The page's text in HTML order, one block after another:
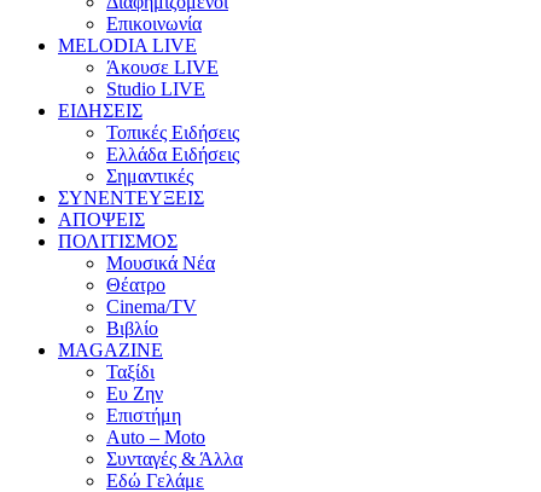
Επικοινωνία
MELODIA LIVE
Άκουσε LIVE
Studio LIVE
ΕΙΔΗΣΕΙΣ
Τοπικές Ειδήσεις
Ελλάδα Ειδήσεις
Σημαντικές
ΣΥΝΕΝΤΕΥΞΕΙΣ
ΑΠΟΨΕΙΣ
ΠΟΛΙΤΙΣΜΟΣ
Μουσικά Νέα
Θέατρο
Cinema/TV
Βιβλίο
MAGAZINE
Ταξίδι
Ευ Ζην
Επιστήμη
Auto – Moto
Συνταγές & Άλλα
Εδώ Γελάμε